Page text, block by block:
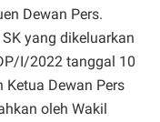
Dewan Pers.
yang dikeluarkan
I/2022 tanggal 10
Dewan Pers
oleh Wakil